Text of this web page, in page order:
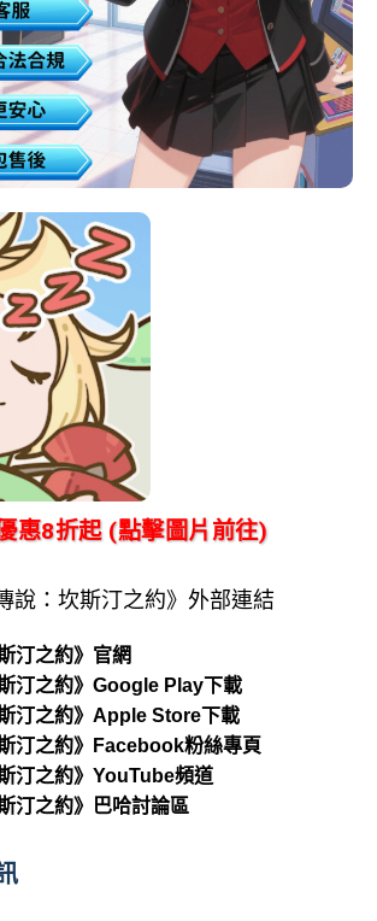
惠8折起 (點擊圖片前往)
說：坎斯汀之約》外部連結
汀之約》官網
汀之約》Google Play下載
汀之約》Apple Store下載
汀之約》Facebook粉絲專頁
汀之約》YouTube頻道
汀之約》巴哈討論區